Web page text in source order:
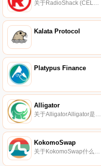
关于RadioShack (CELO)RadioShack是一个融入全球意识的有100年历史的品牌,现在的使命是成为第一个弥合区块链和加密货币主流使用差距的协议。作为第一步,RadioShack将流动性添加的混乱和分散性质固定在今天的；s调幅.
Kalata Protocol
Platypus Finance
Alligator
关于AlligatorAlligator是雪崩网络上的一个去中心化交换机。通过以用户为中心的方法,Alligator使交易所上的交易直观而无缝。流动性准备金是通过从交易中收取费用以及GTR代币奖励来激励的。GTR代币具有在下注时收取交易费用份额的实用功能.
KokomoSwap